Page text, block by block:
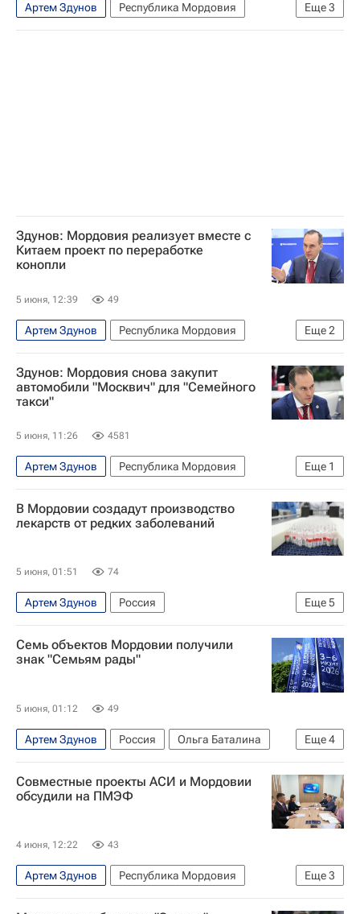
Еще3
Артем Здунов
Республика Мордовия
Промомед
Синара ПМЭФ
Здунов: Мордовия реализует вместе с
Китаем проект по переработке
конопли
5 июня, 12:39 49
Еще2
Артем Здунов
Республика Мордовия
ПМЭФ
Китай
Здунов: Мордовия снова закупит
автомобили "Москвич" для "Семейного
такси"
5 июня, 11:26 4581
Еще 1
Артем Здунов
Республика Мордовия
ПМЭФ
В Мордовии создадут производство
лекарств от редких заболеваний
5 июня, 01:51 74
Еще5
Артем Здунов
Россия
Александр Ефремов (управляющий группы компаний "Доброфлот")
Промомед
Фонд развития промышленности
Семь объектов Мордовии получили
знак "Семьям рады"
5 июня, 01:12 49
Еще4
Артем Здунов Россия
Ольга Баталина
Максим Протасов
Роскачество
Республика Мордовия
ПМЭФ
Совместные проекты АСИ и Мордовии
обсудили на ПМЭФ
4 июня, 12:22 43
Еще3
Артем Здунов
Республика Мордовия
Светлана Чупшева